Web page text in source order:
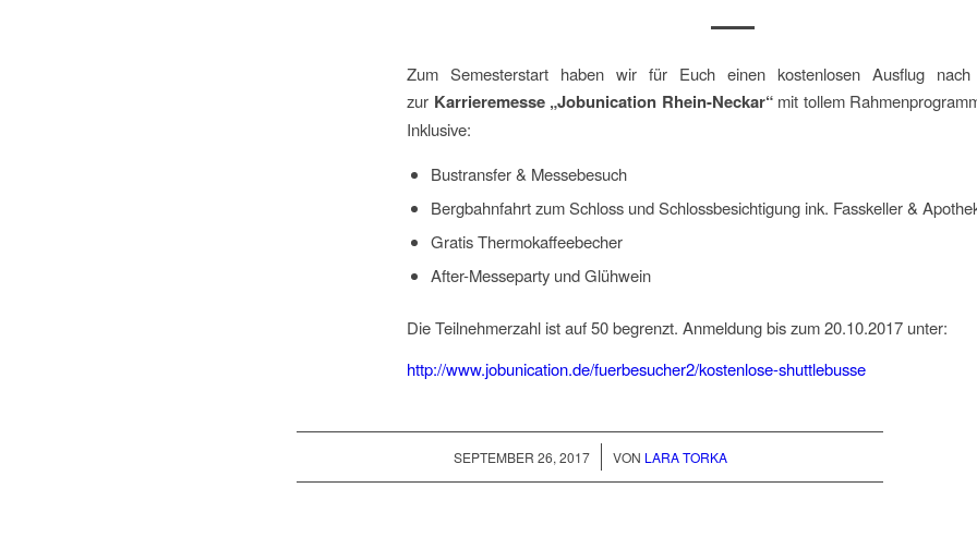
Zum Semesterstart haben wir für Euch einen kostenlosen Ausflug nach
zur Karrieremesse „Jobunication Rhein-Neckar“mit tollem
Inklusive:
Bustransfer & Messebesuch
Bergbahnfahrt zum Schloss und Schlossbesichtigung ink. Fasskeller &
Gratis Thermokaffeebecher
After-Messeparty und Glühwein
Die Teilnehmerzahl ist auf 50 begrenzt. Anmeldung bis zum 20.10.2017 unter:
http://www.jobunication.de/fuerbesucher2/kostenlose-shuttlebusse
SEPTEMBER 26, 2017
/ VON LARA TORKA